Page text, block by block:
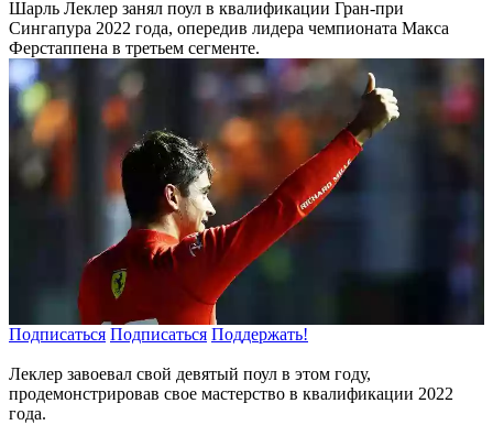
Шарль Леклер занял поул в квалификации Гран-при
Сингапура 2022 года, опередив лидера чемпионата Макса
Ферстаппена в третьем сегменте.
Подписаться Подписаться Поддержать!
Леклер завоевал свой девятый поул в этом году,
продемонстрировав свое мастерство в квалификации 2022
года.